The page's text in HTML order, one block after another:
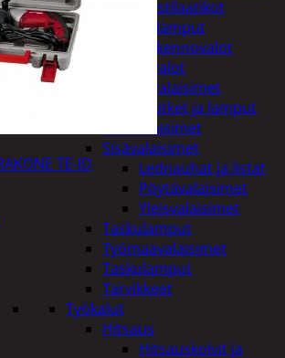
Postilaatikot
Valaisimet ja lamput
Aurinkokennovalot
Koristevalot
Koristevalaisimet
Loisteputket ja lamput
Pihavalaisimet
Sisävalaisimet
Lednauhat ja listat
Pöytävalaisimet
Yleisvalaisimet
Taskulamput
Työmaavalaisimet
Taskulamput
Tarvikkeet
Työkalut
Hitsaus
Hitsauskolvit ja
TE-ID